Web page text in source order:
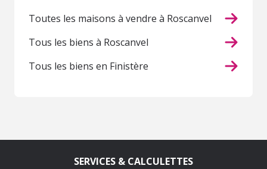
Toutes les maisons à vendre à Roscanvel
Tous les biens à Roscanvel
Tous les biens en Finistère
SERVICES & CALCULETTES